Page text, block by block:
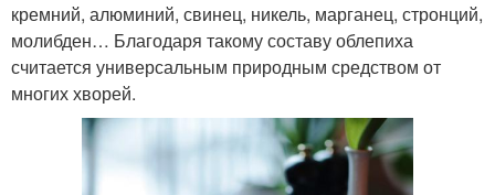
кремний, алюминий, свинец, никель, марганец, стронций,
молибден… Благодаря такому составу облепиха
считается универсальным природным средством от
многих хворей.